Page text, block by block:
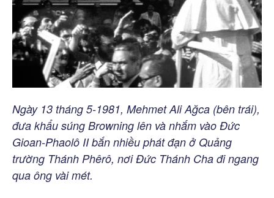
Ngày 13 tháng 5-1981, Mehmet Ali Ağca (bên trái),
đưa khẩu súng Browning lên và nhắm vào Đức
Gioan-Phaolô II bắn nhiều phát đạn ở Quảng
trường Thánh Phêrô, nơi Đức Thánh Cha đi ngang
qua ông vài mét.